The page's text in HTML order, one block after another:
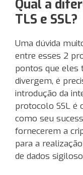
Qual a
TLS e SSL?
Uma dúvida
entre esses 2
pontos que eles
divergem, é
introdução da
protocolo SSL é
como seu
fornecerem a
para a
de dados